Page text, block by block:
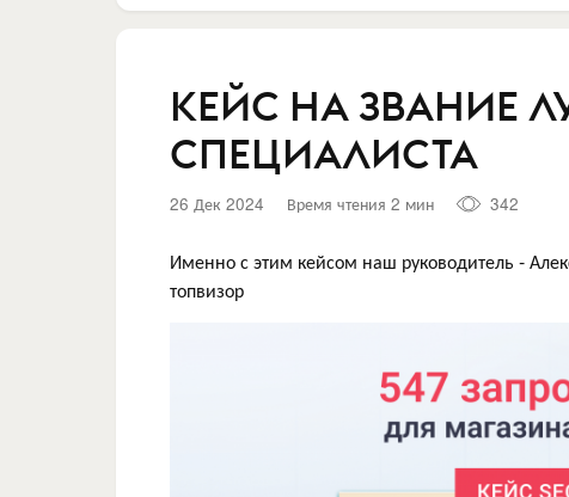
КЕЙС НА ЗВАНИЕ
СПЕЦИАЛИСТА
26 Дек 2024 Время чтения 2 мин 342
Именно с этим кейсом наш руководитель -
топвизор